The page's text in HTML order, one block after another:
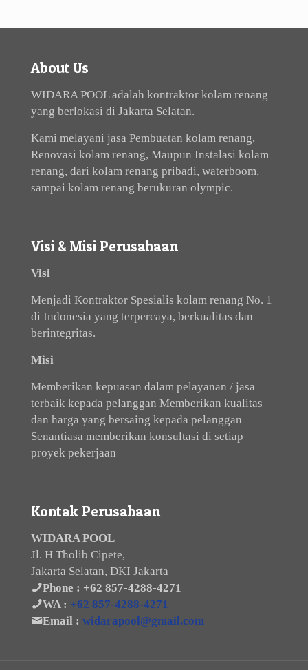
About Us
WIDARA POOL adalah kontraktor kolam renang
yang berlokasi di Jakarta Selatan.
Kami melayani jasa Pembuatan kolam renang,
Renovasi kolam renang, Maupun Instalasi kolam
renang, dari kolam renang pribadi, waterboom,
sampai kolam renang berukuran olympic.
Visi & Misi Perusahaan
Visi
Menjadi Kontraktor Spesialis kolam renang No. 1
di Indonesia yang terpercaya, berkualitas dan
berintegritas.
Misi
Memberikan kepuasan dalam pelayanan / jasa
terbaik kepada pelanggan Memberikan kualitas
dan harga yang bersaing kepada pelanggan
Senantiasa memberikan konsultasi di setiap
proyek pekerjaan
Kontak Perusahaan
WIDARA POOL
Jl. H Tholib Cipete,
Jakarta Selatan, DKI Jakarta
Phone : +62 857-4288-4271
WA : +62 857-4288-4271
Email : widarapool@gmail.com